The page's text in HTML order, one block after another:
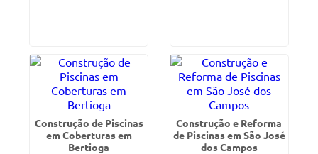
Construção de Piscinas
em Coberturas em
Bertioga
Construção e Reforma
de Piscinas em São José
dos Campos